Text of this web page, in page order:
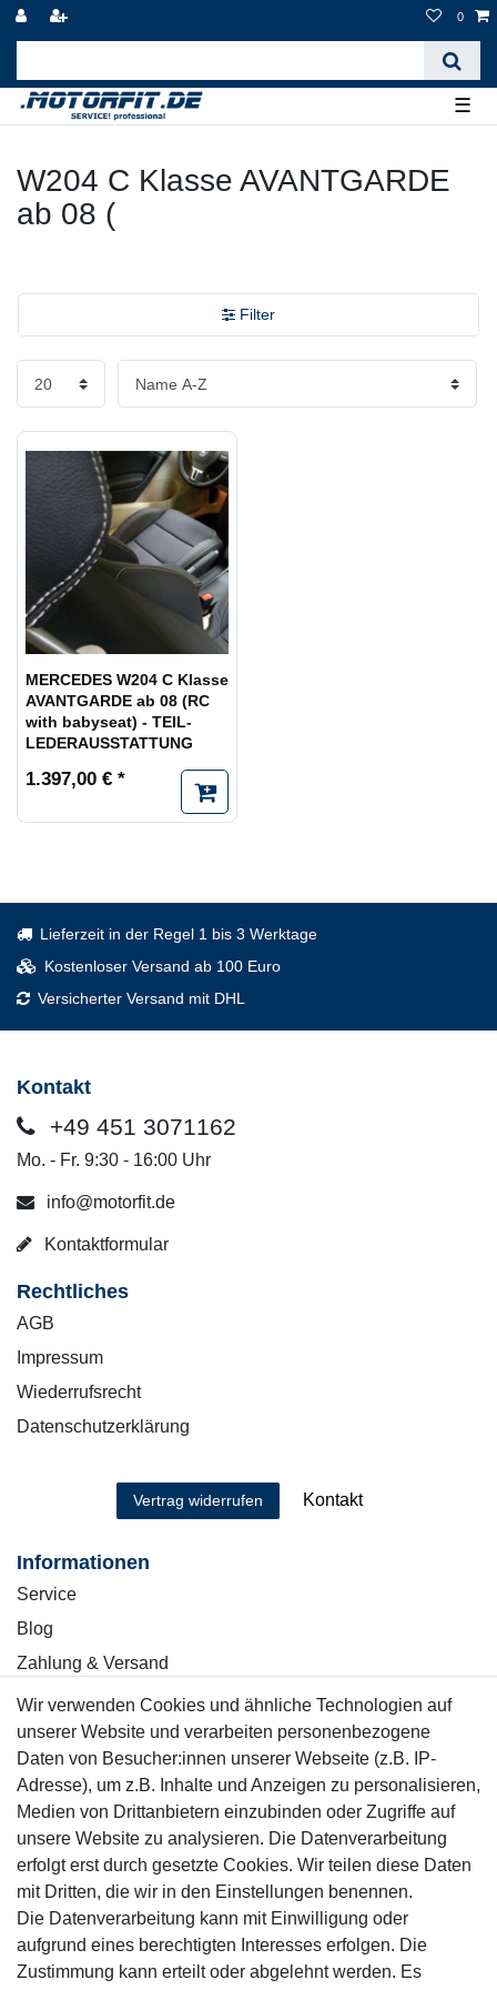
0
☰
W204 C Klasse AVANTGARDE
ab 08 (
Filter
MERCEDES W204 C Klasse
AVANTGARDE ab 08 (RC
with babyseat) - TEIL-
LEDERAUSSTATTUNG
1.397,00 € *
Lieferzeit in der Regel 1 bis 3 Werktage
Kostenloser Versand ab 100 Euro
Versicherter Versand mit DHL
Kontakt
+49 451 3071162
Mo. - Fr. 9:30 - 16:00 Uhr
info@motorfit.de
Kontaktformular
Rechtliches
AGB
Impressum
Wiederrufsrecht
Datenschutzerklärung
Vertrag widerrufen Kontakt
Informationen
Service
Blog
Zahlung & Versand
Sicher einkaufen
Mitglied
Wir verwenden Cookies und ähnliche Technologien auf
unserer Website und verarbeiten personenbezogene
Daten von Besucher:innen unserer Webseite (z.B. IP-
Adresse), um z.B. Inhalte und Anzeigen zu personalisieren,
Medien von Drittanbietern einzubinden oder Zugriffe auf
unsere Website zu analysieren. Die Datenverarbeitung
erfolgt erst durch gesetzte Cookies. Wir teilen diese Daten
mit Dritten, die wir in den Einstellungen benennen.
Die Datenverarbeitung kann mit Einwilligung oder
aufgrund eines berechtigten Interesses erfolgen. Die
Zustimmung kann erteilt oder abgelehnt werden. Es